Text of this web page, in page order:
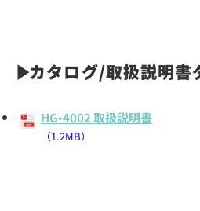
カタログ/取扱説明書
HG-4002 取扱説明書
（1.2MB）